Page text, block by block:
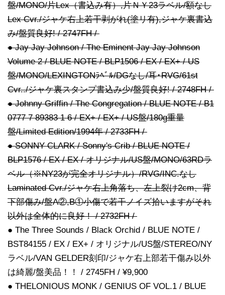
盤/MONO/片Lex（書込み有）,片ＮＹ23ラベル/額なし
Lex Cvr./ジャケ右上若干剥がれ(塗リ有),ジャケ裏書込
み/盤質良好! / 2747FH /
● Jay Jay Johnson / The Eminent Jay Jay Johnson
Volume 2 / BLUE NOTE / BLP1506 / EX / EX+ / US
盤/MONO/LEXINGTONﾗﾍﾞﾙ/DGなし/耳･RVG/61st
Cvr../ジャケ裏スタンプ書込み少/盤質良好! / 2748FH /
● Johnny Griffin / The Congregation / BLUE NOTE / B1
0777 7 89383 1 6 / EX+ / EX+ / US盤/180g重量
盤/Limited Edition/1994年 / 2733FH /
● SONNY CLARK / Sonny's Crib / BLUE NOTE /
BLP1576 / EX / EX / オリジナル/US盤/MONO/63RDラ
ベル（※NY23が完全オリジナル）/RVG/INC.なし
Laminated Cvr./ジャケ右上角落ち、左上裂け2cm、背
下部傷み/盤A②,B①小傷で若干ノイズ拾いますがそれ
以外は全体的に良好！ / 2732FH /
● The Three Sounds / Black Orchid / BLUE NOTE /
BST84155 / EX / EX+ / オリジナル/US盤/STEREO/NY
ラベル/VAN GELDER刻印/ジャケ右上部若干傷み以外
は綺麗/盤美品！！ / 2745FH / ¥9,900
● THELONIOUS MONK / GENIUS OF VOL.1 / BLUE